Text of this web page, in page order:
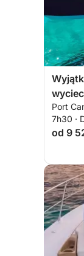
na
Port
7h30 ·
od 9